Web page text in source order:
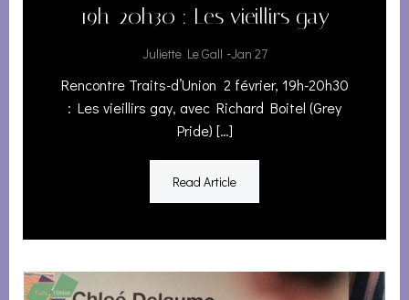
19h-20h30 : Les vieillirs gay
Juliette Le Gall -Jan 27
Rencontre Traits-d’Union 2 février, 19h-20h30
: Les vieillirs gay, avec Richard Boitel (Grey
Pride) […]
Read Article